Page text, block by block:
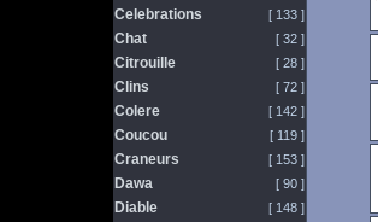
Celebrations [ 133 ]
Chat [ 32 ]
Citrouille [ 28 ]
Clins [ 72 ]
Colere [ 142 ]
Coucou [ 119 ]
Craneurs [ 153 ]
Dawa [ 90 ]
Diable [ 148 ]